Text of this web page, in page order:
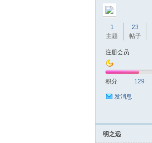
1
主题
23
帖子
注册会员
积分 129
发消息
明之远